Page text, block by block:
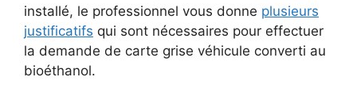
installé, le professionnel vous donne plusieurs
justificatifs qui sont nécessaires pour effectuer
la demande de carte grise véhicule converti au
bioéthanol.